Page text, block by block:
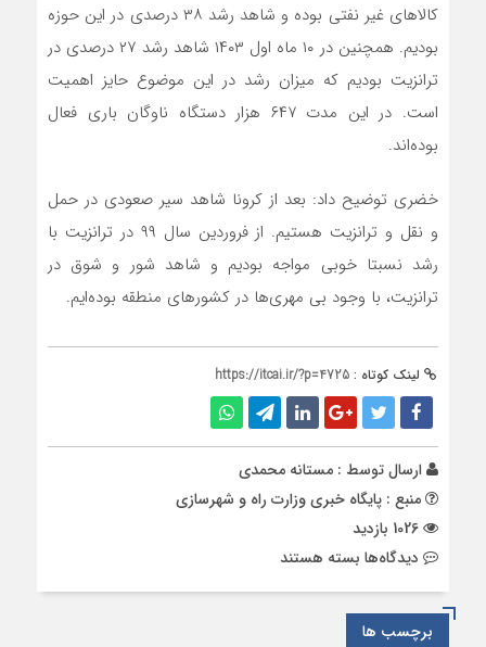
کالاهای غیر نفتی بوده و شاهد رشد ٣٨ درصدی در این حوزه
بودیم. همچنین در ١٠ ماه اول ١۴٠٣ شاهد رشد ٢٧ درصدی در
ترانزیت بودیم که میزان رشد در این موضوع حایز اهمیت
است. در این مدت ۶۴٧ هزار دستگاه ناوگان باری فعال
بوده‌اند.
خضری توضیح داد: بعد از کرونا شاهد سیر صعودی در حمل
و نقل و ترانزیت هستیم. از فروردین سال ٩٩ در ترانزیت با
رشد نسبتا خوبی مواجه بودیم و شاهد شور و شوق در
ترانزیت، با وجود بی مهری‌ها در کشورهای منطقه بوده‌ایم.
لینک کوتاه : https://itcai.ir/?p=4725
ارسال توسط : مستانه محمدی
منبع : پایگاه خبری وزارت راه و شهرسازی
دیدگاه‌ها برای
بسته هستند
برچسب ها